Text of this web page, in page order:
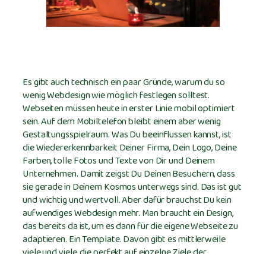
Es gibt auch technisch ein paar Gründe, warum du so
wenig Webdesign wie möglich festlegen solltest.
Webseiten müssen heute in erster Linie mobil optimiert
sein. Auf dem Mobiltelefon bleibt einem aber wenig
Gestaltungsspielraum. Was Du beeinflussen kannst, ist
die Wiedererkennbarkeit Deiner Firma, Dein Logo, Deine
Farben, tolle Fotos und Texte von Dir und Deinem
Unternehmen. Damit zeigst Du Deinen Besuchern, dass
sie gerade in Deinem Kosmos unterwegs sind. Das ist gut
und wichtig und wertvoll. Aber dafür brauchst Du kein
aufwendiges Webdesign mehr. Man braucht ein Design,
das bereits da ist, um es dann für die eigene Webseite zu
adaptieren. Ein Template. Davon gibt es mittlerweile